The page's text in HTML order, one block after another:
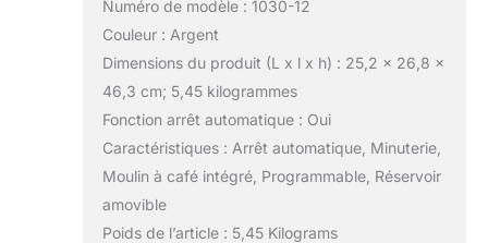
Numéro de modèle : 1030-12
Couleur : Argent
Dimensions du produit (L x l x h) : 25,2 x 26,8 x
46,3 cm; 5,45 kilogrammes
Fonction arrêt automatique : Oui
Caractéristiques : Arrêt automatique, Minuterie,
Moulin à café intégré, Programmable, Réservoir
amovible
Poids de l’article : 5,45 Kilograms